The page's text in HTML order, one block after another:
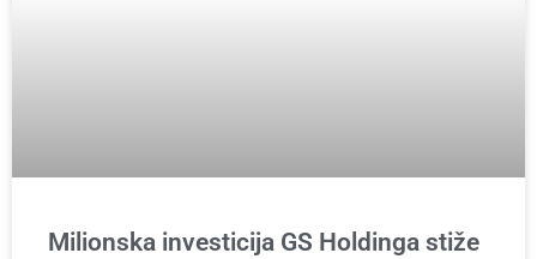
Milionska investicija GS Holdinga stiže